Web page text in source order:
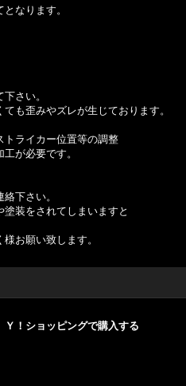
なります。
さい。
も歪みやズレが生じております。
トライカー位置等の調整
が必要です。
下さい。
装をされてしまいますと
お願い致します。
Ｙ！ショッピングで購入する